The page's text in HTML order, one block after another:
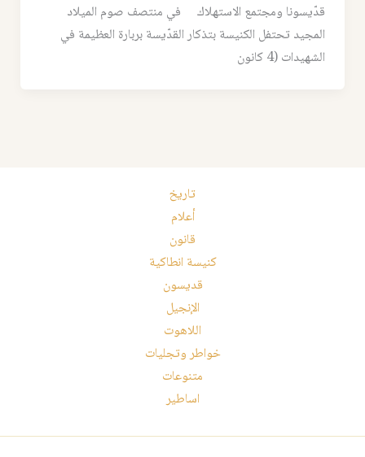
قدّيسونا ومجتمع الاستهلاك في منتصف صوم الميلاد
المجيد تحتفل الكنيسة بتذكار القدّيسة بربارة العظيمة في
الشهيدات (4 كانون
تاريخ
أعلام
قانون
كنيسة انطاكية
قديسون
الإنجيل
اللاهوت
خواطر وتجليات
متنوعات
اساطير